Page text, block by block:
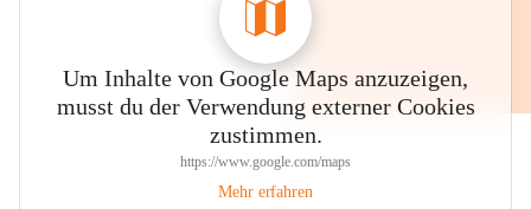
Um Inhalte von Google Maps anzuzeigen,
musst du der Verwendung externer Cookies
zustimmen.
https://www.google.com/maps
Mehr erfahren